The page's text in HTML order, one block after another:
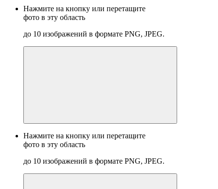
Нажмите на кнопку или перетащите
фото в эту область
до 10 изображений в формате PNG, JPEG.
Нажмите на кнопку или перетащите
фото в эту область
до 10 изображений в формате PNG, JPEG.